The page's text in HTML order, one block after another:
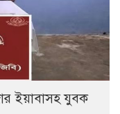
ইয়াবাসহ যুবক